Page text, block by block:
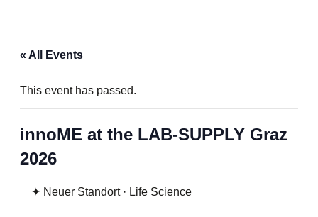
« All Events
This event has passed.
innoME at the LAB-SUPPLY Graz
2026
✦ Neuer Standort · Life Science